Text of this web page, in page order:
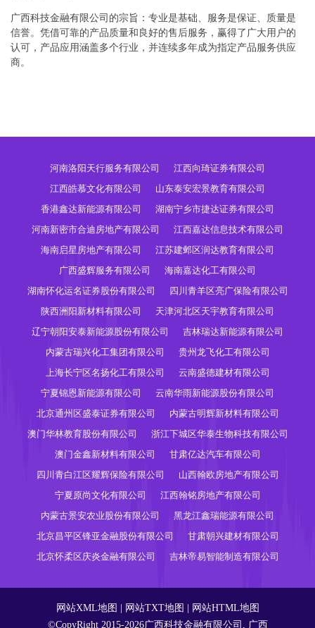
广西科技金融有限公司的宗旨：专业是基础、服务是保证、质量是
信誉。凭借可靠的产品质量和良好的售后服务，赢得了广大用户的
认可，产品应用涵盖多个行业，并连续多年成为指定产品服务供应
商。
河南洛阳天行服务有限公司
江西向琦证券有限公司
江西皓慕文化有限公司
山东泰安宏景教育有限公司
香港鑫达新能源有限公司
湖南宁乡市捷达证券有限公司
河南新密市合迪房地产有限公司
江西嘉达信息技术有限公司
海南启星房地产有限公司
江苏建邺区润达教育有限公司
广西盛辉服务有限公司
海南嘉达化工有限公司
湖南怀化运名证券股份有限公司
四川青羊区亮广保险有限公司
陕西洲阳新材料有限公司
天津河北区天宇教育有限公司
辽宁朝阳安泰新能源股份有限公司
吉林瑞达新能源有限公司
内蒙古瑞兴化工集团有限公司
贵州龙飞化工有限公司
上海长宁区名扬化工有限公司
云南盛德建材有限公司
宁夏锦恩新能源有限公司
云南华雨新能源股份有限公司
北京通州区盛泰证券有限公司
内蒙古明辉新材料有限公司
澳门华林教育股份有限公司
浙江下城区华泰生物科技有限公司
澳门金鑫新材料有限公司
甘肃亿达汽车有限公司
四川青白江区耀辉保险有限公司
山西翰欧房地产有限公司
宁夏原尚文化有限公司
江西翰铭房地产有限公司
内蒙古景安农业股份有限公司
黑龙江鑫瑞能源有限公司
北京昌平区锋亚金融股份有限公司
甘肃朝兴建材有限公司
北京怀柔区庆炎金融有限公司
吉林帝易智能制造有限公司
网站XML地图 网站TXT地图
网站HTML地图
©CopyRight 2015-2026广西科技金融有限公司, 广西